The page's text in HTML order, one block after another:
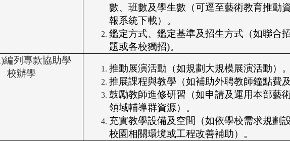
數、班數及學生數（可逕至藝術教育推動
報系統下載）。
鑑定方式、鑑定基準及招生方式（如聯合
題或各校獨招)。
編列專款協助學
校辦學
推動展演活動（如規劃大規模展演活動）。
推展課程與教學（如補助外聘教師鐘點費及
鼓勵教師進修研習（如申請及運用本部藝
領域輔導群資源）。
充實教學設備及空間（如依學校需求規劃
校園相關環境或工程改善補助）。